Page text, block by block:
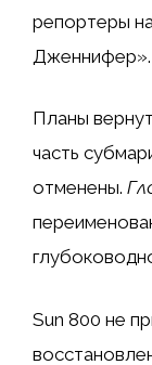
репортеры
Дженнифер».
Планы
часть
отменены.
Sun 800 не